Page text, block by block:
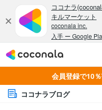
会員登録で10
ココナラブログ